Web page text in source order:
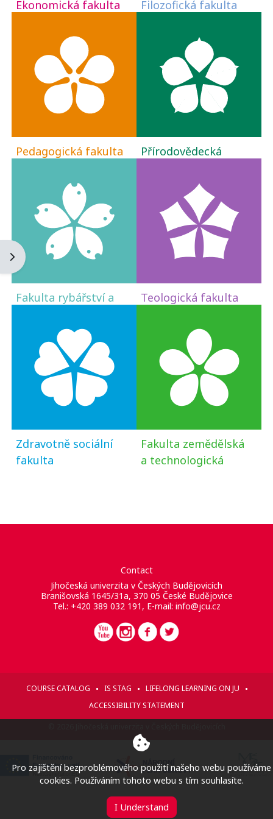
Ouvrir le tiroir des blocs
Ekonomická fakulta Filozofická fakulta
Pedagogická fakulta
Přírodovědecká
Fakulta rybářství a
Teologická fakulta
Zdravotně sociální
fakulta
Fakulta zemědělská
a technologická
Contact
Jihočeská univerzita v Českých Budějovicích
Branišovská 1645/31a, 370 05 České Budějovice
Tel.: +420 389 032 191, E-mail: info@jcu.cz
COURSE CATALOG IS STAG
LIFELONG LEARNING ON JU
ACCESSIBILITY STATEMENT
Pro zajištění bezproblémového použití našeho webu používáme
cookies. Používáním tohoto webu s tím souhlasíte.
I Understand